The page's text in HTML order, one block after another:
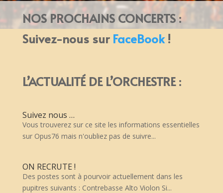
NOS PROCHAINS CONCERTS :
Suivez-nous sur FaceBook!
L’ACTUALITÉDE L’ORCHESTRE :
Suivez nous …
Vous trouverez sur ce site les informations essentielles
sur Opus76 mais n'oubliez pas de suivre...
ON RECRUTE !
Des postes sont à pourvoir actuellement dans les
pupitres suivants : Contrebasse Alto Violon Si...